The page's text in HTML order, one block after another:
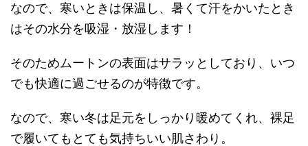
なので、寒いときは保温し、暑くて汗をかいたとき
はその水分を吸湿・放湿します！
そのためムートンの表面はサラッとしており、いつ
でも快適に過ごせるのが特徴です。
なので、寒い冬は足元をしっかり暖めてくれ、裸足
で履いてもとても気持ちいい肌さわり。